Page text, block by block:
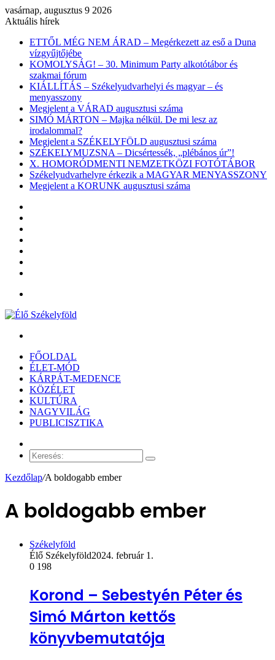
vasárnap, augusztus 9 2026
Aktuális hírek
ETTŐL MÉG NEM ÁRAD – Megérkezett az eső a Duna
vízgyűjtőjébe
KOMOLYSÁG! – 30. Minimum Party alkotótábor és
szakmai fórum
KIÁLLÍTÁS – Székelyudvarhelyi és magyar – és
menyasszony
Megjelent a VÁRAD augusztusi száma
SIMÓ MÁRTON – Majka nélkül. De mi lesz az
irodalommal?
Megjelent a SZÉKELYFÖLD augusztusi száma
SZÉKELYMUZSNA – Dicsértessék, „plébános úr”!
X. HOMORÓDMENTI NEMZETKÖZI FOTÓTÁBOR
Székelyudvarhelyre érkezik a MAGYAR MENYASSZONY
Megjelent a KORUNK augusztusi száma
FŐOLDAL
ÉLET-MÓD
KÁRPÁT-MEDENCE
KÖZÉLET
KULTÚRA
NAGYVILÁG
PUBLICISZTIKA
cikk
Keresés:
Kezdőlap/A boldogabb ember
A boldogabb ember
Székelyföld
Élő Székelyföld2024. február 1.
0 198
Korond – Sebestyén Péter és
Simó Márton kettős
könyvbemutatója